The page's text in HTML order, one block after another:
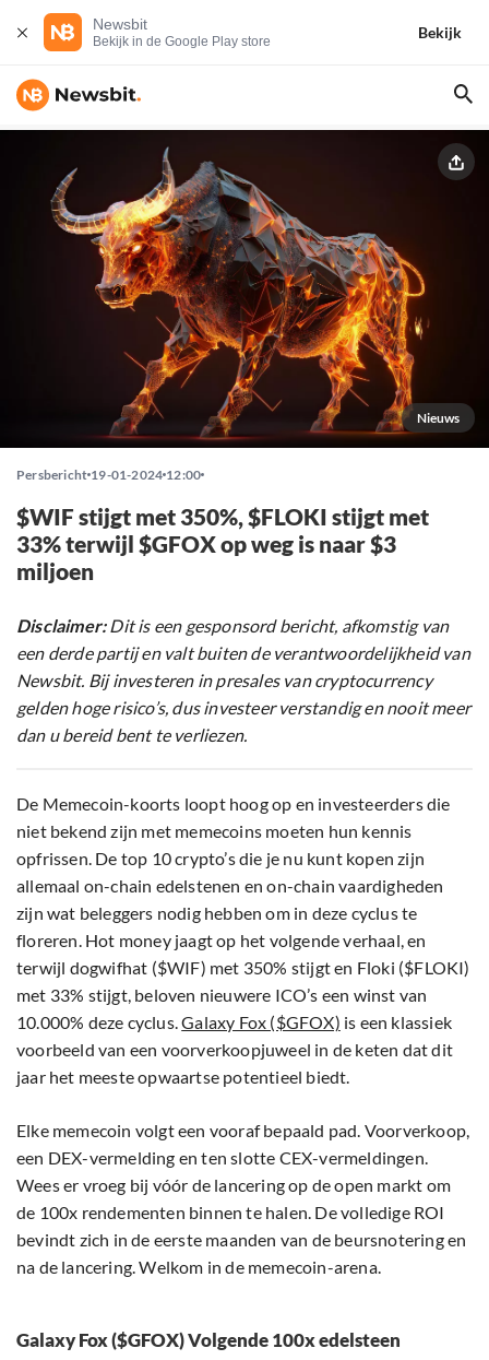
Newsbit
Bekijk in de Google Play store
Bekijk
Nieuws
Persbericht 19-01-2024 12:00
$WIF stijgt met 350%, $FLOKI stijgt met
33% terwijl $GFOX op weg is naar $3
miljoen
Disclaimer:Dit is een gesponsord bericht, afkomstig van
een derde partij en valt buiten de verantwoordelijkheid van
Newsbit. Bij investeren in presales van cryptocurrency
gelden hoge risico’s, dus investeer verstandig en nooit meer
dan u bereid bent te verliezen.
De Memecoin-koorts loopt hoog op en investeerders die
niet bekend zijn met memecoins moeten hun kennis
opfrissen. De top 10 crypto’s die je nu kunt kopen zijn
allemaal on-chain edelstenen en on-chain vaardigheden
zijn wat beleggers nodig hebben om in deze cyclus te
floreren. Hot money jaagt op het volgende verhaal, en
terwijl dogwifhat ($WIF) met 350% stijgt en Floki ($FLOKI)
met 33% stijgt, beloven nieuwere ICO’s een winst van
10.000% deze cyclus.Galaxy Fox ($GFOX) is een klassiek
voorbeeld van een voorverkoopjuweel in de keten dat dit
jaar het meeste opwaartse potentieel biedt.
Elke memecoin volgt een vooraf bepaald pad. Voorverkoop,
een DEX-vermelding en ten slotte CEX-vermeldingen.
Wees er vroeg bij vóór de lancering op de open markt om
de 100x rendementen binnen te halen. De volledige ROI
bevindt zich in de eerste maanden van de beursnotering en
na de lancering. Welkom in de memecoin-arena.
Galaxy Fox ($GFOX) Volgende 100x edelsteen